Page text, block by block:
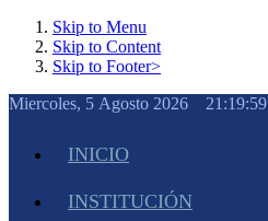
Skip to Menu
Skip to Content
Skip to Footer>
Miercoles, 5 Agosto 2026 21:20:00
INICIO
INSTITUCIÓN